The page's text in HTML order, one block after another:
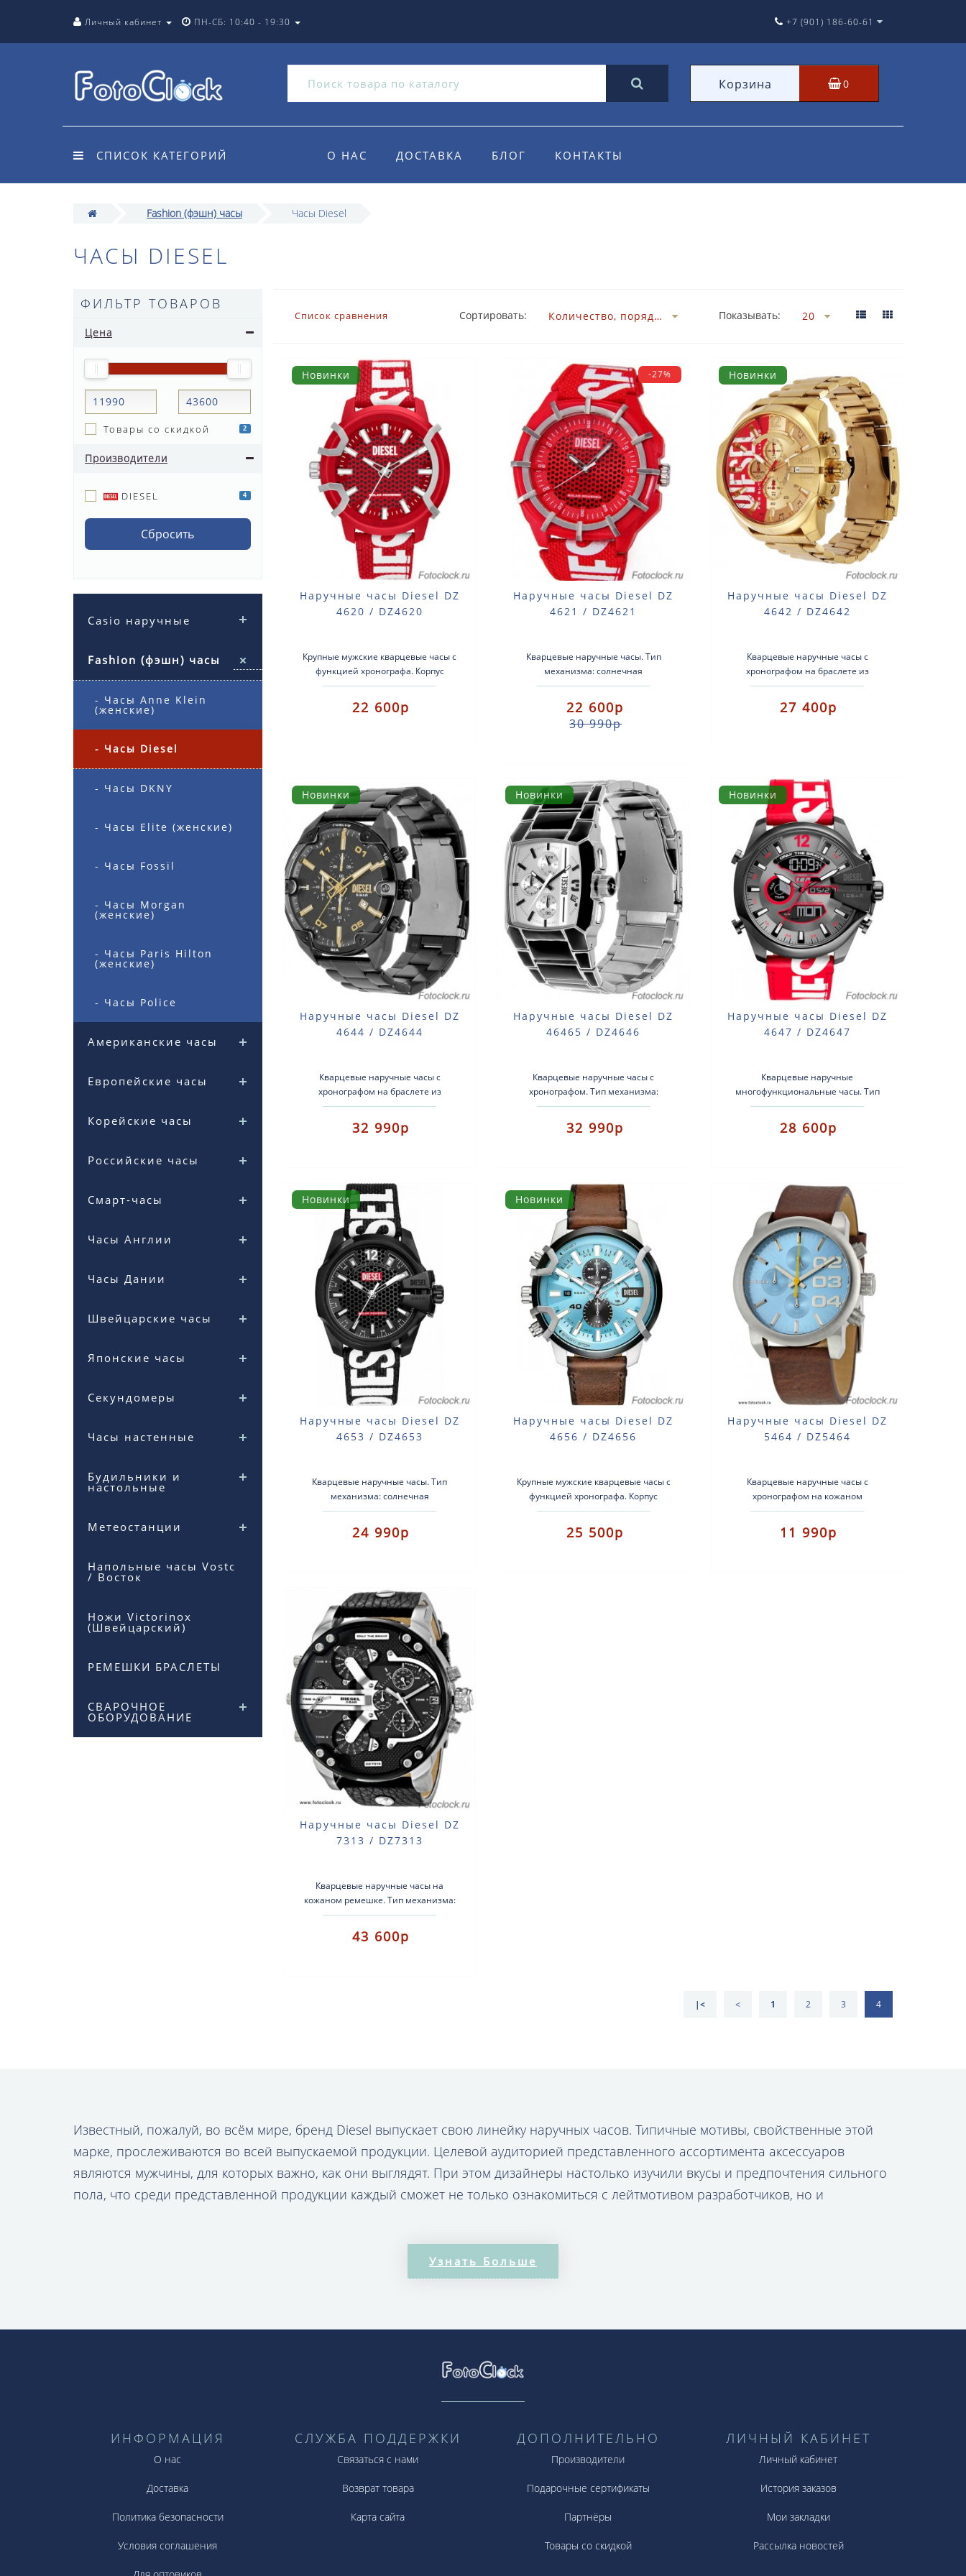
Личный кабинет ПН-СБ: 10:40 - 19:30 +7 (901) 186-60-61
Корзина 0
СПИСОК КАТЕГОРИЙ О НАС ДОСТАВКА БЛОГ КОНТАКТЫ
Fashion (фэшн) часы Часы Diesel
ЧАСЫ DIESEL
ФИЛЬТР ТОВАРОВ
Цена
Товары со скидкой 2
Производители
DIESEL 4
Сбросить
Casio наручные
Fashion (фэшн) часы
- Часы Anne Klein
(женские)
- Часы Diesel
- Часы DKNY
- Часы Elite (женские)
- Часы Fossil
- Часы Morgan
(женские)
- Часы Paris Hilton
(женские)
- Часы Police
Американские часы
Европейские часы
Корейские часы
Российские часы
Смарт-часы
Часы Англии
Часы Дании
Швейцарские часы
Японские часы
Секундомеры
Часы настенные
Будильники и
настольные
Метеостанции
Напольные часы Vostok
/ Восток
Ножи Victorinox
(Швейцарский)
РЕМЕШКИ БРАСЛЕТЫ
СВАРОЧНОЕ
ОБОРУДОВАНИЕ
Список сравнения Сортировать: Показывать:
Новинки
Наручные часы Diesel DZ
4620 / DZ4620
Крупные мужские кварцевые часы с
функцией хронографа. Корпус
пластик. Ремешок текстильный.
Стекло минеральное. Вод..
22 600р
-27%
Наручные часы Diesel DZ
4621 / DZ4621
Кварцевые наручные часы. Тип
механизма: солнечная
аккумуляторная батарея. Корпус:
нержавеющая сталь + силикон.
Ремень: ..
22 600р
30 990р
Новинки
Наручные часы Diesel DZ
4642 / DZ4642
Кварцевые наручные часы с
хронографом на браслете из
нержавеющей стали. Тип
механизма: кварцевый. Корпус:
нержавею..
27 400р
Новинки
Наручные часы Diesel DZ
4644 / DZ4644
Кварцевые наручные часы с
хронографом на браслете из
нержавеющей стали. Тип
механизма: кварцевый. Корпус:
нержавеюща..
32 990р
Новинки
Наручные часы Diesel DZ
46465 / DZ4646
Кварцевые наручные часы с
хронографом. Тип механизма:
кварцевый. Корпус: нержавеющая
сталь с эмалью. Ремень:
нержавеющая стал..
32 990р
Новинки
Наручные часы Diesel DZ
4647 / DZ4647
Кварцевые наручные
многофункциональные часы. Тип
механизма: кварцевый. Корпус:
нержавеющая сталь с чёрным PVD
покрытием. Ре..
28 600р
Новинки
Наручные часы Diesel DZ
4653 / DZ4653
Кварцевые наручные часы. Тип
механизма: солнечная
аккумуляторная батарея. Корпус:
нержавеющая сталь + силикон.
Ремен..
24 990р
Новинки
Наручные часы Diesel DZ
4656 / DZ4656
Крупные мужские кварцевые часы с
функцией хронографа. Корпус
стальной. Ремешок кожаный. Стекло
минеральное. Водоза..
25 500р
Наручные часы Diesel DZ
5464 / DZ5464
Кварцевые наручные часы с
хронографом на кожаном
ремешке.Тип механизма:
кварцевыйКорпус: нержавеющая
сталь.Ремешок: кожаный.Стекл..
11 990р
Наручные часы Diesel DZ
7313 / DZ7313
Кварцевые наручные часы на
кожаном ремешке. Тип механизма:
кварцевый. Корпус: нержавеющая
сталь. Ремень: кожаный. Сте..
43 600р
|< < 1 2 3 4
Известный, пожалуй, во всём мире, бренд Diesel выпускает свою линейку наручных часов. Типичные мотивы, свойственные этой
марке, прослеживаются во всей выпускаемой продукции. Целевой аудиторией представленного ассортимента аксессуаров
являются мужчины, для которых важно, как они выглядят. При этом дизайнеры настолько изучили вкусы и предпочтения сильного
пола, что среди представленной продукции каждый сможет не только ознакомиться с лейтмотивом разработчиков, но и
Во всех изделиях прослеживается фирменные акценты, поэтому на руке у Вас будет не просто стильная вещица, но и показатель
Узнать Больше
ИНФОРМАЦИЯ
О нас
Доставка
Политика безопасности
Условия соглашения
СЛУЖБА ПОДДЕРЖКИ
Связаться с нами
Возврат товара
Карта сайта
ДОПОЛНИТЕЛЬНО
Производители
Подарочные сертификаты
Партнёры
Товары со скидкой
ЛИЧНЫЙ КАБИНЕТ
Личный кабинет
История заказов
Мои закладки
Рассылка новостей